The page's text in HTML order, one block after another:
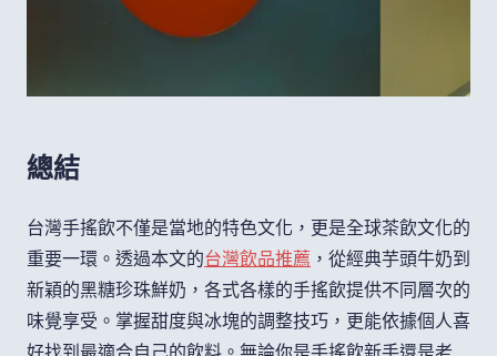
總結
台灣手搖飲不僅是當地的特色文化，更是全球茶飲文化的
重要一環。透過本文的台灣飲品推薦 ，從經典芋頭牛奶到
新穎的黑糖珍珠鮮奶，各式各樣的手搖飲提供不同層次的
味覺享受。掌握甜度與冰塊的調整技巧，更能依據個人喜